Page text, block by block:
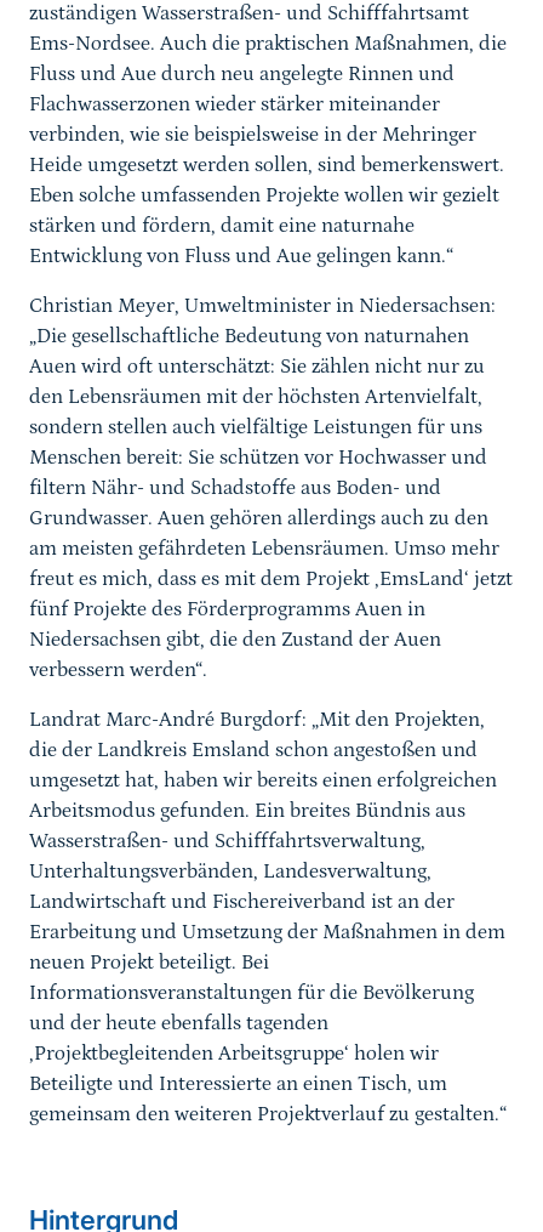
zuständigen Wasserstraßen- und Schifffahrtsamt
Ems-Nordsee. Auch die praktischen Maßnahmen, die
Fluss und Aue durch neu angelegte Rinnen und
Flachwasserzonen wieder stärker miteinander
verbinden, wie sie beispielsweise in der Mehringer
Heide umgesetzt werden sollen, sind bemerkenswert.
Eben solche umfassenden Projekte wollen wir gezielt
stärken und fördern, damit eine naturnahe
Entwicklung von Fluss und Aue gelingen kann.“
Christian Meyer, Umweltminister in Niedersachsen:
„Die gesellschaftliche Bedeutung von naturnahen
Auen wird oft unterschätzt: Sie zählen nicht nur zu
den Lebensräumen mit der höchsten Artenvielfalt,
sondern stellen auch vielfältige Leistungen für uns
Menschen bereit: Sie schützen vor Hochwasser und
filtern Nähr- und Schadstoffe aus Boden- und
Grundwasser. Auen gehören allerdings auch zu den
am meisten gefährdeten Lebensräumen. Umso mehr
freut es mich, dass es mit dem Projekt ,EmsLand‘ jetzt
fünf Projekte des Förderprogramms Auen in
Niedersachsen gibt, die den Zustand der Auen
verbessern werden“.
Landrat Marc-André Burgdorf: „Mit den Projekten,
die der Landkreis Emsland schon angestoßen und
umgesetzt hat, haben wir bereits einen erfolgreichen
Arbeitsmodus gefunden. Ein breites Bündnis aus
Wasserstraßen- und Schifffahrtsverwaltung,
Unterhaltungsverbänden, Landesverwaltung,
Landwirtschaft und Fischereiverband ist an der
Erarbeitung und Umsetzung der Maßnahmen in dem
neuen Projekt beteiligt. Bei
Informationsveranstaltungen für die Bevölkerung
und der heute ebenfalls tagenden
,Projektbegleitenden Arbeitsgruppe‘ holen wir
Beteiligte und Interessierte an einen Tisch, um
gemeinsam den weiteren Projektverlauf zu gestalten.“
Hintergrund